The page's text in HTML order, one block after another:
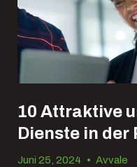
10 Attraktive
Dienste in der
Juni 25, 2024 • Avvale